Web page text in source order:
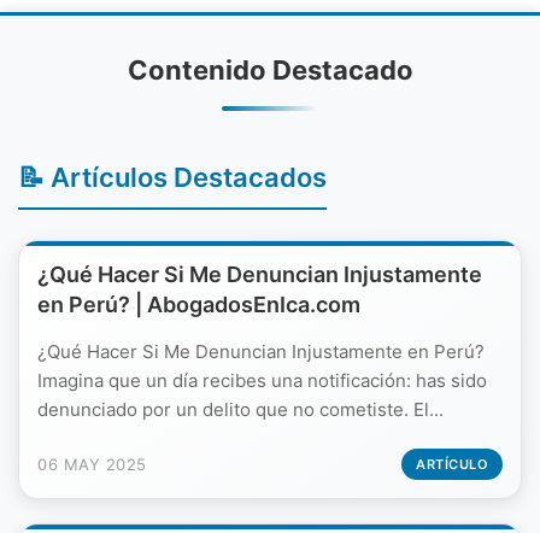
Contenido Destacado
📝 Artículos Destacados
¿Qué Hacer Si Me Denuncian Injustamente
en Perú? | AbogadosEnIca.com
¿Qué Hacer Si Me Denuncian Injustamente en Perú?
Imagina que un día recibes una notificación: has sido
denunciado por un delito que no cometiste. El...
06 MAY 2025 ARTÍCULO